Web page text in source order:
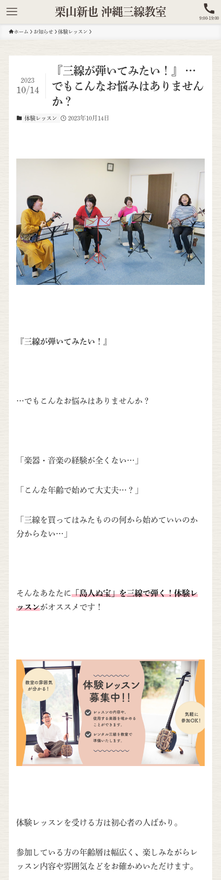
栗山新也 沖縄三線教室
9:00-19:00
ホーム お知らせ 体験レッスン
『三線が弾いてみたい！』 …
でもこんなお悩みはありません
か？
2023
10/14
体験レッスン 2023年10月14日
『三線が弾いてみたい！』
…でもこんなお悩みはありませんか？
「楽器・音楽の経験が全くない…」
「こんな年齢で始めて大丈夫…？」
「三線を買ってはみたものの何から始めていいのか
分からない…」
そんなあなたに「島人ぬ宝」を三線で弾く！体験レ
ッスンがオススメです！
体験レッスンを受ける方は初心者の人ばかり。
参加している方の年齢層は幅広く、楽しみながらレ
ッスン内容や雰囲気などをお確かめいただけます。